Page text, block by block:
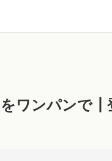
をワンパンで┃